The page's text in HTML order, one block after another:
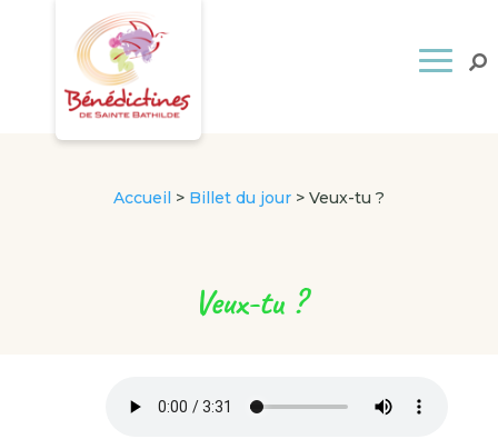
Accueil > Billet du jour> Veux-tu ?
Veux-tu ?